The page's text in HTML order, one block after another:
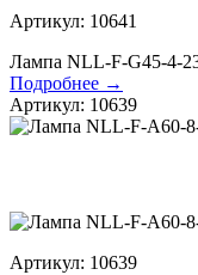
Артикул: 10641
Лампа NLL-F-G45-4-
Подробнее →
Артикул: 10639
Артикул: 10639